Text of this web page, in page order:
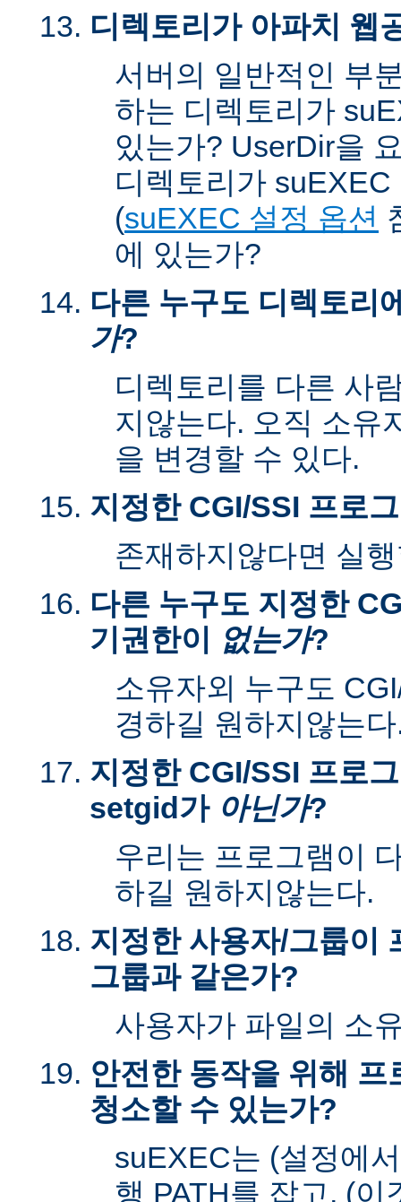
디렉토리가 아파치 웹
서버의 일반적인 부
하는 디렉토리가
있는가? UserDir을
디렉토리가
(suEXEC 설정 옵션
에 있는가?
다른 누구도 디렉토리
가?
디렉토리를 다른 사
지않는다. 오직 소유
을 변경할 수 있다.
지정한 CGI/SSI 프로
존재하지않다면 실
다른 누구도 지정한
기권한이
없는가?
소유자외 누구도
경하길 원하지않는
지정한 CGI/SSI 프로
setgid가 아닌가?
우리는 프로그램이
하길 원하지않는다.
지정한 사용자/그룹이
그룹과 같은가?
사용자가 파일의 소
안전한 동작을 위해
청소할 수 있는가?
suEXEC는 (설정에
행 PATH를 잡고, (